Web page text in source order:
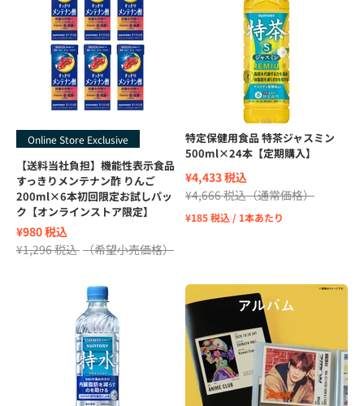
Online Store Exclusive
【送料当社負担】機能性表示食品
すっきりメンテナン酢 りんご
200ml×6本初回限定お試しパッ
ク【オンラインストア限定】
Sale price
¥980 税込
Regular price
¥1,296 税込 （希望小売価格）
特定保健用食品 特茶ジャスミン
500ml×24本【定期購入】
¥4,433 税込
¥4,666 税込（通常価格）
¥185 税込 / 1本あたり